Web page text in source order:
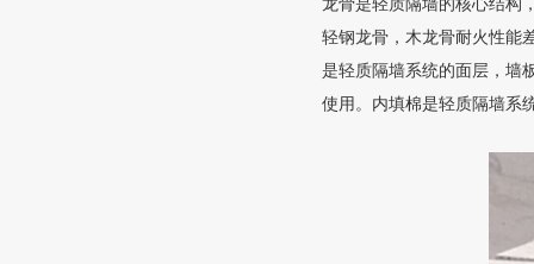
轻钢龙骨，木龙骨耐火性能
是轻质隔墙系统的面层，墙
使用。内填棉是轻质隔墙系